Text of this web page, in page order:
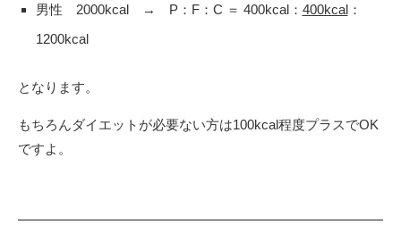
男性 2000kcal → P：F：C ＝ 400kcal： 400kcal：
1200kcal
となります。
もちろんダイエットが必要ない方は100kcal程度プラスでOK
ですよ。